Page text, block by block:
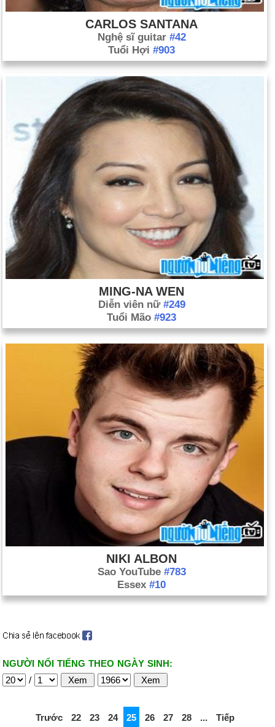
CARLOS SANTANA
Nghệ sĩ guitar #42
Tuổi Hợi #903
MING-NA WEN
Diễn viên nữ #249
Tuổi Mão #923
NIKI ALBON
Sao YouTube #783
Essex #10
NGƯỜI NỔI TIẾNG THEO NGÀY SINH:
/
Trước 22 23 24 25 26 27 28 ... Tiếp